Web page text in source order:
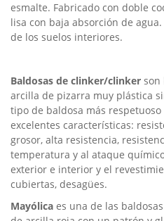
esmalte. Fabricado con doble
lisa con baja absorción de
de los suelos interiores.
Baldosas de clinker/clinker son
arcilla de pizarra muy plástica
tipo de baldosa más
excelentes características:
grosor, alta resistencia,
temperatura y al ataque
exterior e interior y el
cubiertas, desagües.
Mayólica es una de las